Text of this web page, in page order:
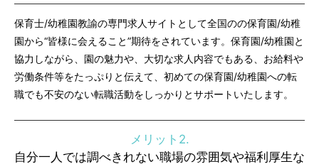
保育士/幼稚園教諭の専門求人サイトとして全国のの保育園/幼稚
園から“皆様に会えること”期待をされています。保育園/幼稚園と
協力しながら、園の魅力や、大切な求人内容でもある、お給料や
労働条件等をたっぷりと伝えて、初めての保育園/幼稚園への転
職でも不安のない転職活動をしっかりとサポートいたします。
メリット2.
自分一人では調べきれない職場の雰囲気や福利厚生な